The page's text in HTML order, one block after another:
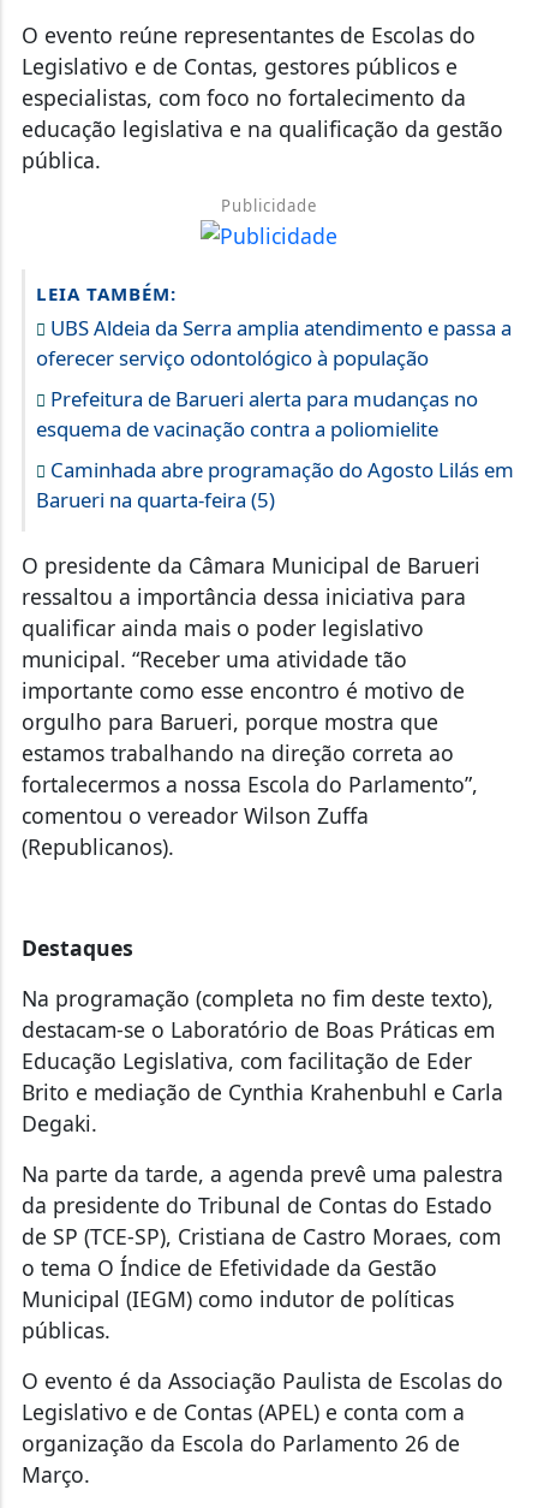
O evento reúne representantes de Escolas do
Legislativo e de Contas, gestores públicos e
especialistas, com foco no fortalecimento da
educação legislativa e na qualificação da gestão
pública.
Publicidade
LEIA TAMBÉM:
UBS Aldeia da Serra amplia atendimento e passa a
oferecer serviço odontológico à população
Prefeitura de Barueri alerta para mudanças no
esquema de vacinação contra a poliomielite
Caminhada abre programação do Agosto Lilás em
Barueri na quarta-feira (5)
O presidente da Câmara Municipal de Barueri
ressaltou a importância dessa iniciativa para
qualificar ainda mais o poder legislativo
municipal. “Receber uma atividade tão
importante como esse encontro é motivo de
orgulho para Barueri, porque mostra que
estamos trabalhando na direção correta ao
fortalecermos a nossa Escola do Parlamento”,
comentou o vereador Wilson Zuffa
(Republicanos).
Destaques
Na programação (completa no fim deste texto),
destacam-se o Laboratório de Boas Práticas em
Educação Legislativa, com facilitação de Eder
Brito e mediação de Cynthia Krahenbuhl e Carla
Degaki.
Na parte da tarde, a agenda prevê uma palestra
da presidente do Tribunal de Contas do Estado
de SP (TCE-SP), Cristiana de Castro Moraes, com
o tema O Índice de Efetividade da Gestão
Municipal (IEGM) como indutor de políticas
públicas.
O evento é da Associação Paulista de Escolas do
Legislativo e de Contas (APEL) e conta com a
organização da Escola do Parlamento 26 de
Março.